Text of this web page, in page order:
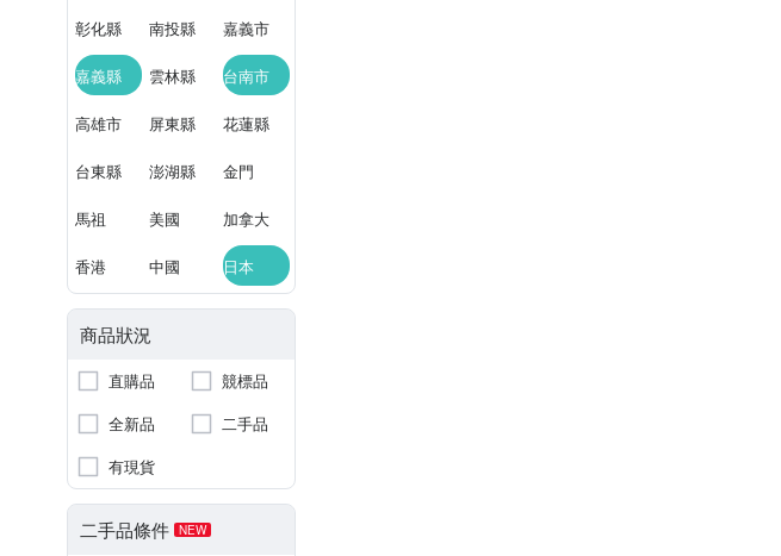
彰化縣 南投縣 嘉義市
嘉義縣 雲林縣 台南市
高雄市 屏東縣 花蓮縣
台東縣 澎湖縣 金門
馬祖 美國 加拿大
香港 中國 日本
商品狀況
直購品
競標品
全新品
二手品
有現貨
二手品條件 NEW